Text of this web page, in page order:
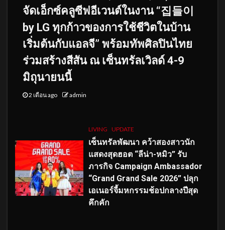
จัดเอ็กซ์คลูซีฟอีเวนต์ในงาน “집들이
by LG ทุกก้าวของการใช้ชีวิตในบ้าน
เริ่มต้นกับแอลจี” พร้อมทัพศิลปินไทย
ร่วมสร้างสีสัน ณ เซ็นทรัลเวิลด์ 4-9
มิถุนายนนี้
2 เดือน ago admin
LIVING UPDATE
เซ็นทรัลพัฒนา คว้าสองสาวนัก
แสดงสุดฮอต “ลีน่า-หมิว” รับ
ภารกิจ Campaign Ambassador
“Grand Grand Sale 2026” ปลุก
เอเนอร์จี้มหกรรมช้อปกลางปีสุด
คึกคัก